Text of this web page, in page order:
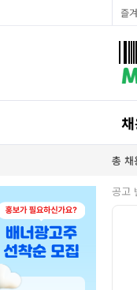
공산직원채용정보
농산/야채청과직원채용정보
수산직원채용정보
즐
총 채
공고